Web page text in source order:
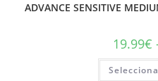
ADVANCE SENSITIVE
19.99€